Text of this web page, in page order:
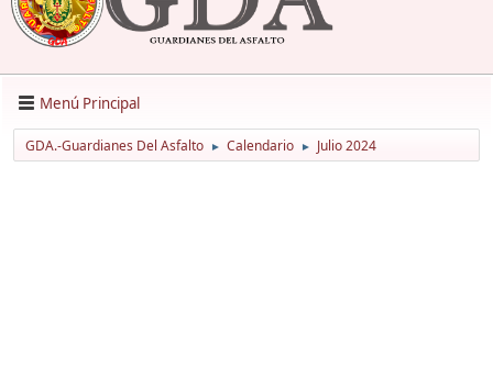
Menú Principal
GDA.-Guardianes Del Asfalto ► Calendario ► Julio 2024